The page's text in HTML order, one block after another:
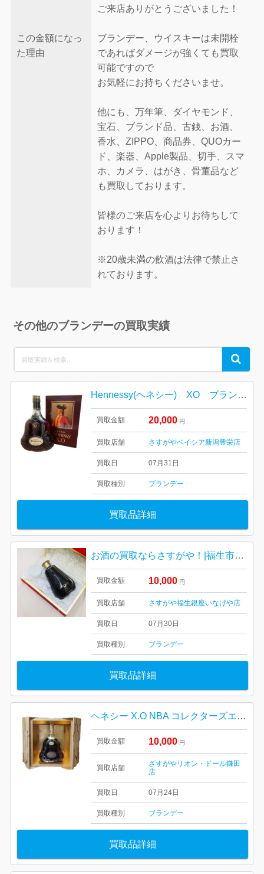
この金額になっ
た理由
ご来店ありがとうございました！
ブランデー、ウイスキーは未開栓
であればダメージが強くても買取
可能ですので
お気軽にお持ちくださいませ。
他にも、万年筆、ダイヤモンド、
宝石、ブランド品、古銭、お酒、
香水、ZIPPO、商品券、QUOカー
ド、楽器、Apple製品、切手、スマ
ホ、カメラ、はがき、骨董品など
も買取しております。
皆様のご来店を心よりお待ちして
おります！
※20歳未満の飲酒は法律で禁止さ
れております。
その他のブランデーの買取実績
for:
Search
Hennessy(ヘネシー) XO ブランデー
買取金額 20,000 円
買取店舗 さすがやベイシア新潟豊栄店
買取日 07月31日
買取種別 ブランデー
買取品詳細
お酒の買取ならさすがや！|福生市南田園| CAMUS カミュ バカラ カラフェ
買取金額 10,000 円
買取店舗 さすがや福生銀座いなげや店
買取日 07月30日
買取種別 ブランデー
買取品詳細
ヘネシー X.O NBA コレクターズエディション 700ml
買取金額 10,000 円
買取店舗
さすがやリオン・ドール鎌田
店
買取日 07月24日
買取種別 ブランデー
買取品詳細